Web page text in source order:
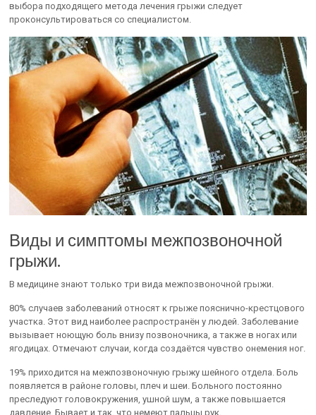
выбора подходящего метода лечения грыжи следует
проконсультироваться со специалистом.
Виды и симптомы межпозвоночной
грыжи.
В медицине знают только три вида межпозвоночной грыжи.
80% случаев заболеваний относят к грыже пояснично-крестцового
участка. Этот вид наиболее распространён у людей. Заболевание
вызывает ноющую боль внизу позвоночника, а также в ногах или
ягодицах. Отмечают случаи, когда создаётся чувство онемения ног.
19% приходится на межпозвоночную грыжу шейного отдела. Боль
появляется в районе головы, плеч и шеи. Больного постоянно
преследуют головокружения, ушной шум, а также повышается
давление. Бывает и так, что немеют пальцы рук.